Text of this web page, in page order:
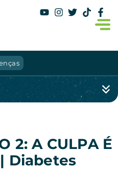
2: A CULPA É
Diabetes